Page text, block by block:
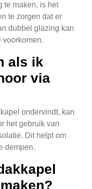
te maken, is het
te zorgen dat er
dubbel glazing kan
voorkomen.
als ik
via
ondervindt, kan
het gebruik van
Dit helpt om
dempen.